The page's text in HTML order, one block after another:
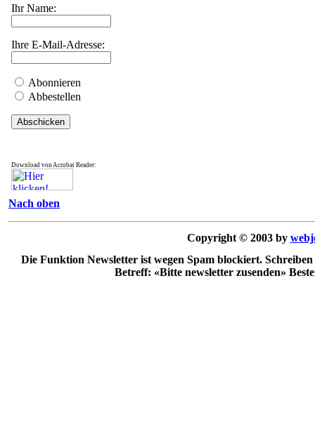
Ihr Name:
Ihre E-Mail-Adresse:
Abonnieren
Abbestellen
Download von Acrobat Reader:
Nach oben
Copyright © 2003 by
Die Funktion Newsletter ist wegen Spam blockiert.
Betreff: «Bitte newsletter zusenden»